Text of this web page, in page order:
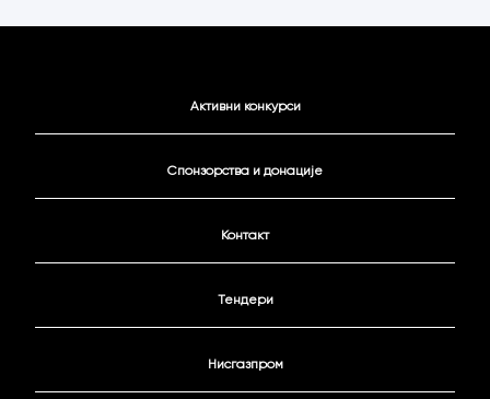
Активни конкурси
Спонзорства и донације
Контакт
Тендери
Нисгазпром